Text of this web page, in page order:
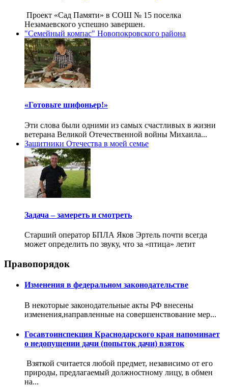
Проект «Сад Памяти» в СОШ № 15 поселка
Незамаевского успешно завершен.
"Семейный компас" Новопокровского района
«Готовьте шифоньер!»
Эти слова были одними из самых счастливых в жизни
ветерана Великой Отечественной войны Михаила...
Защитники Отечества в моей семье
Задача – замереть и смотреть
Старший оператор БПЛА Яков Эртель почти всегда
может определить по звуку, что за «птица» летит
Правопорядок
Изменения в федеральном законодательстве
В некоторые законодательные акты РФ внесены
изменения,направленные на совершенствование мер...
Госавтоинспекция Краснодарского края напоминает
о недопущении дачи (попыток дачи) взяток
Взяткой считается любой предмет, независимо от его
природы, предлагаемый должностному лицу, в обмен
на...